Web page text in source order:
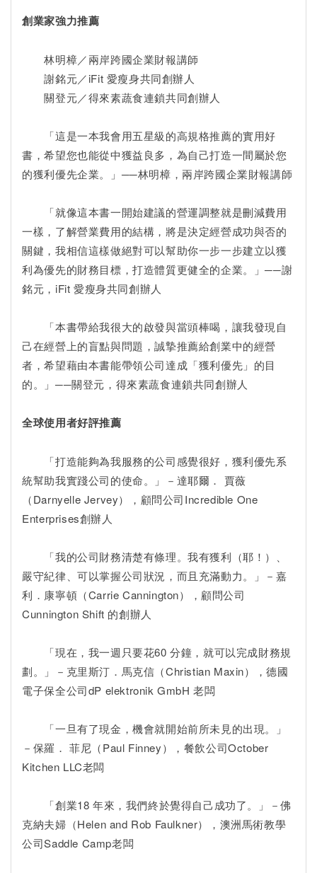
創業家強力推薦
林明樟／兩岸跨國企業財報講師
謝銘元／iFit 愛瘦身共同創辦人
關登元／得來素蔬食連鎖共同創辦人
「這是一本我會用五星級的高規格推薦的實用好
書，希望您也能從中獲益良多，為自己打造一間屬於您
的獲利優先企業。」──林明樟，兩岸跨國企業財報講師
「就像這本書一開始建議的營運調整就是刪減費用
一樣，了解營業費用的結構，將是決定經營成功與否的
關鍵，我相信這樣做絕對可以幫助你一步一步建立以獲
利為優先的財務目標，打造體質更健全的企業。」──謝
銘元，iFit 愛瘦身共同創辦人
「本書帶給我很大的啟發與當頭棒喝，讓我發現自
己在經營上的盲點與問題，誠摯推薦給創業中的經營
者，希望藉由本書能帶領公司達成「獲利優先」的目
的。」──關登元，得來素蔬食連鎖共同創辦人
全球使用者好評推薦
「打造能夠為我服務的公司感覺很好，獲利優先系
統幫助我實踐公司的使命。」－達耶爾． 賈薇
（Darnyelle Jervey），顧問公司Incredible One
Enterprises創辦人
「我的公司財務清楚有條理。我有獲利（耶！）、
嚴守紀律、可以掌握公司狀況，而且充滿動力。」－嘉
利．康寧頓（Carrie Cannington），顧問公司
Cunnington Shift 的創辦人
「現在，我一週只要花60 分鐘，就可以完成財務規
劃。」－克里斯汀．馬克信（Christian Maxin），德國
電子保全公司dP elektronik GmbH 老闆
「一旦有了現金，機會就開始前所未見的出現。」
－保羅． 菲尼（Paul Finney），餐飲公司October
Kitchen LLC老闆
「創業18 年來，我們終於覺得自己成功了。」－佛
克納夫婦（Helen and Rob Faulkner），澳洲馬術教學
公司Saddle Camp老闆